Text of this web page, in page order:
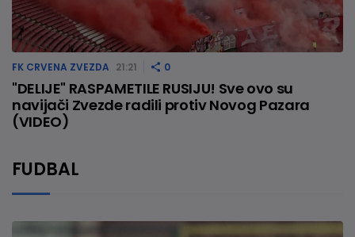
FK CRVENA ZVEZDA 21:21 0
"DELIJE" RASPAMETILE RUSIJU! Sve ovo su
navijači Zvezde radili protiv Novog Pazara
(VIDEO)
FUDBAL